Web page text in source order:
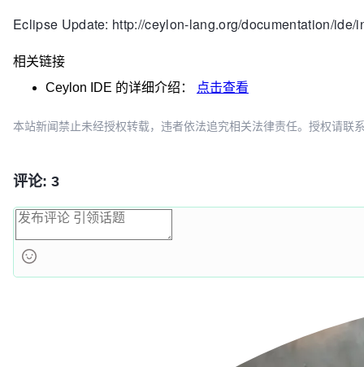
Eclipse Update: http://ceylon-lang.org/documentation/ide/
相关链接
Ceylon IDE 的详细介绍： 点击查看
本站新闻禁止未经授权转载，违者依法追究相关法律责任。授权请联
评论: 3